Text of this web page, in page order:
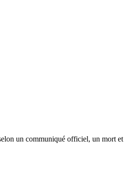
un communiqué officiel, un mort et